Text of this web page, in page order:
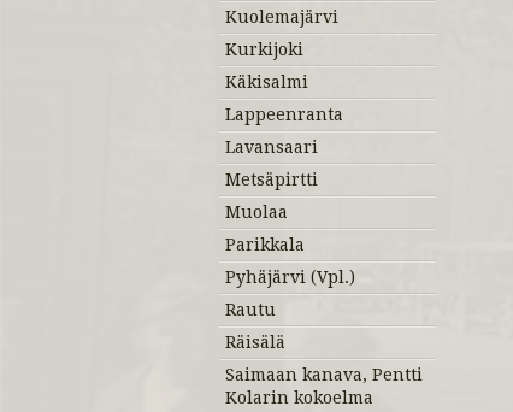
Kuolemajärvi
Kurkijoki
Käkisalmi
Lappeenranta
Lavansaari
Metsäpirtti
Muolaa
Parikkala
Pyhäjärvi (Vpl.)
Rautu
Räisälä
Saimaan kanava, Pentti
Kolarin kokoelma